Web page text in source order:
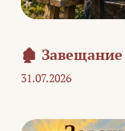
🏚️ Завещание
31.07.2026